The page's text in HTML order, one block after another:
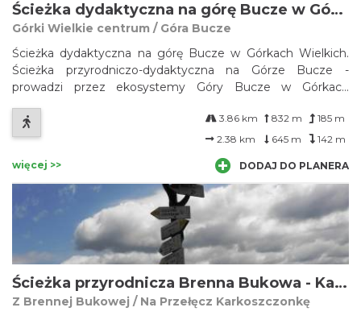
Ścieżka dydaktyczna na górę Bucze w Górkach Wielkich
Górki Wielkie centrum / Góra Bucze
Ścieżka dydaktyczna na górę Bucze w Górkach Wielkich.
Ścieżka przyrodniczo-dydaktyczna na Górze Bucze -
prowadzi przez ekosystemy Góry Bucze w Górkach
Śląskiego.
3.86 km 832 m
185 m
2.38 km
645 m 142 m
więcej >> DODAJ DO PLANERA
Ścieżka przyrodnicza Brenna Bukowa - Karkoszczonka
Z Brennej Bukowej / Na Przełęcz Karkoszczonkę